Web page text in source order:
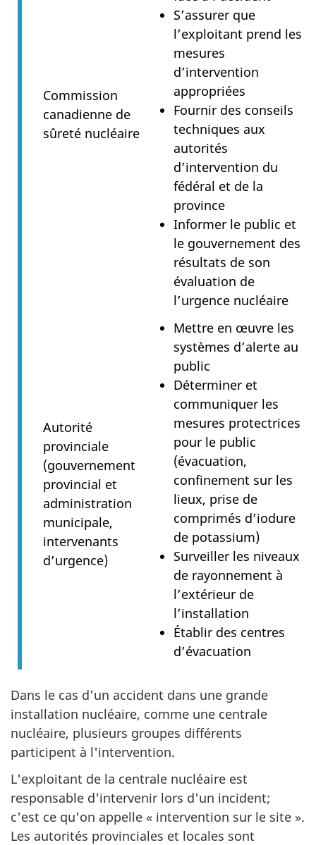
Commission
canadienne de
sûreté nucléaire
S’assurer que
l’exploitant prend les
mesures
d’intervention
appropriées
Fournir des conseils
techniques aux
autorités
d’intervention du
fédéral et de la
province
Informer le public et
le gouvernement des
résultats de son
évaluation de
l’urgence nucléaire
Autorité
provinciale
(gouvernement
provincial et
administration
municipale,
intervenants
d’urgence)
Mettre en œuvre les
systèmes d’alerte au
public
Déterminer et
communiquer les
mesures protectrices
pour le public
(évacuation,
confinement sur les
lieux, prise de
comprimés d’iodure
de potassium)
Surveiller les niveaux
de rayonnement à
l’extérieur de
l’installation
Établir des centres
d’évacuation
Dans le cas d'un accident dans une grande
installation nucléaire, comme une centrale
nucléaire, plusieurs groupes différents
participent à l'intervention.
L'exploitant de la centrale nucléaire est
responsable d'intervenir lors d'un incident;
c'est ce qu'on appelle « intervention sur le site ».
Les autorités provinciales et locales sont